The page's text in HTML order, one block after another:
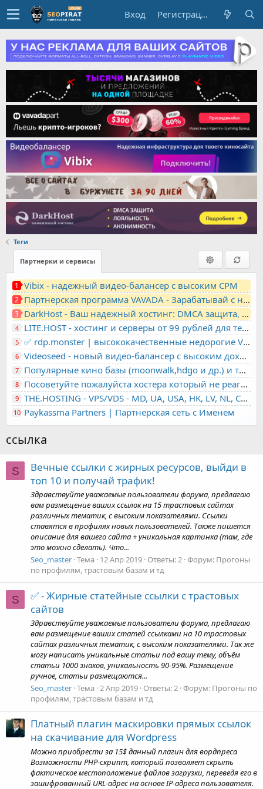
Вход Регистрация
Теги
Партнерки и сервисы
1 Vibix - надежный видео-балансер с высоким CPM
2 Партнерская программа VAVADA - Зарабатывай с нами!
3 DarkHost - Ваш надежный хостинг: DMCA защита, лояльность, анонимность
4 LITE.HOST - хостинг и серверы от 99 рублей для тех, кто любит не переплачивать. Доступ по SSH, поддержка PHP, GIT, COMPOSER, сертификаты Let's Encrypt
5 ✅ rdp.monster | высококачественные недорогие VPS, RDP - выделенные серверы
6 Videoseed - новый видео-балансер с высоким доходом
7 Популярные кино базы (moonwalk,hdgo и др.) и торренты в одном плеере для вашего сайта
8 Посоветуйте пожалуйста хостера который не реагирует на ркн
9 THE.HOSTING - VPS/VDS - MD, UA, USA, HK, LV, NL, CA, DE, SK, CZE, GB, IL, TR, PL, BG, RO, IT, FL, HU, PT.
10 Paykassma Partners | Партнерская сеть с Именем
ссылка
S
Вечные ссылки с жирных ресурсов, выйди в
топ 10 и получай трафик!
Здравствуйте уважаемые пользователи форума, предлагаю
вам размещение ваших ссылок на 15 трастовых сайтах
различных тематик, с высоким показателями. Ссылки
ставятся в профилях новых пользователей. Также пишется
описание для вашего сайта + уникальная картинка (там, где
это можно сделать). Что...
Seo_master Тема 12 Апр 2019 Ответы: 2 Форум: Прогоны
по профилям, трастовым базам и тд
S
✅ - Жирные статейные ссылки с трастовых
сайтов
Здравствуйте уважаемые пользователи форума, предлагаю
вам размещение ваших статей ссылками на 10 трастовых
сайтах различных тематик, с высоким показателями. Так же
могу написать уникальные статьи под вашу тему, объём
статьи 1000 знаков, уникальность 90-95%. Размещение
ручное, статьи размещаются...
Seo_master Тема 2 Апр 2019 Ответы: 2 Форум: Прогоны по
профилям, трастовым базам и тд
Платный плагин маскировки прямых ссылок
на скачивание для Wordpress
Можно приобрести за 15$ данный плагин для вордпреса
Возможности PHP-скрипт, который позволяет скрыть
фактическое местоположение файлов загрузки, переведя его в
зашифрованный URL-адрес на основе IP-адреса пользователя.